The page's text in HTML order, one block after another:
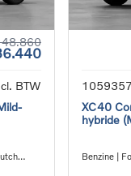
BTW
XC40
hybride
Benzine |